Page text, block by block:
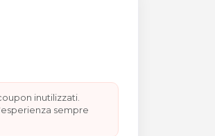
inutilizzati.
sempre